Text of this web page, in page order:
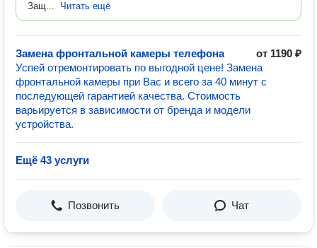
Защ...
Читать ещё
Замена фронтальной камеры телефона
от 1190 ₽
Успей отремонтировать по выгодной цене! Замена
фронтальной камеры при Вас и всего за 40 минут с
последующей гарантией качества. Стоимость
варьируется в зависимости от бренда и модели
устройства.
Ещё 43 услуги
Позвонить Чат